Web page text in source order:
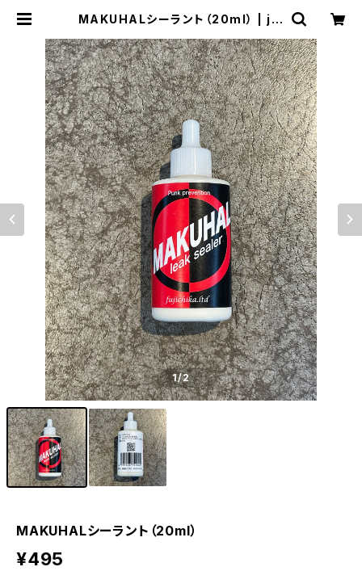
MAKUHALシーラント（20ml） | jin
1/2
MAKUHALシーラント（20ml）
¥495